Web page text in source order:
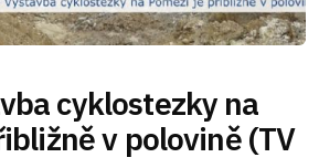
cyklostezky na
v polovině (TV